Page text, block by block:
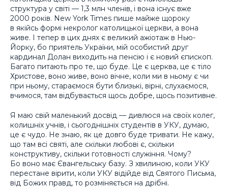
структура у світі — 1,3 млн членів, і вона існує вже
2000 років. New York Times пише майже щороку
в якійсь формі некролог католицької церкви, а вона
живе. І тепер в цих днях є великий ажіотаж в Нью-
Йорку, бо приятель України, мій особистий друг
кардинал Долан виходить на пенсію і є новий єпископ.
Багато питають про те, що буде. Це є церква, це є тіло
Христове, воно живе, воно вічне, коли ми в ньому є чи
при ньому, стараємося бути близькі, вірні, слухаємося,
вчимося, там відбувається щось добре, щось позитивне.
Я маю свій маленький досвід — дивлюся на своїх колег,
колишніх учнів, і сьогоднішніх студентів в УКУ, думаю,
це є чудо. Не знаю, як це довго буде тривати. Не кажу,
що там всі святі, але скільки любові є, скільки
конструктиву, скільки готовності служіння. Чому?
Бо воно має Євангельську базу. З хвилиною, коли УКУ
перестане вірити, коли УКУ відійде від Святого Письма,
від Божих правд, то розміняється на дрібні.